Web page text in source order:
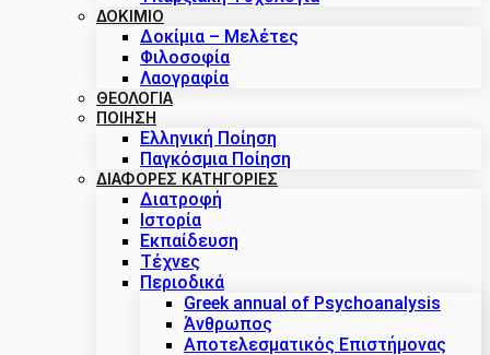
ΔΟΚΊΜΙΟ
Δοκίμια – Μελέτες
Φιλοσοφία
Λαογραφία
ΘΕΟΛΟΓΙΑ
ΠΟΙΗΣΗ
Ελληνική Ποίηση
Παγκόσμια Ποίηση
ΔΙΑΦΟΡΕΣ ΚΑΤΗΓΟΡΙΕΣ
Διατροφή
Ιστορία
Εκπαίδευση
Τέχνες
Περιοδικά
Greek annual of Psychoanalysis
Άνθρωπος
Αποτελεσματικός Επιστήμονας